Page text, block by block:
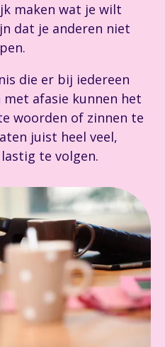
maken wat je wilt
dat je anderen niet
die er bij iedereen
afasie kunnen het
woorden of zinnen te
juist heel veel,
te volgen.